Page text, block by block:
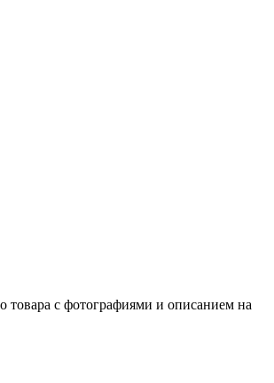
товара с фотографиями и описанием на